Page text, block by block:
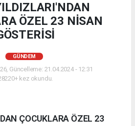
ÖZEL 23 NİSAN
GÜNDEM
Güncelleme: 21.04.2024 - 12:31
kez okundu.
ÇOCUKLARA ÖZEL 23